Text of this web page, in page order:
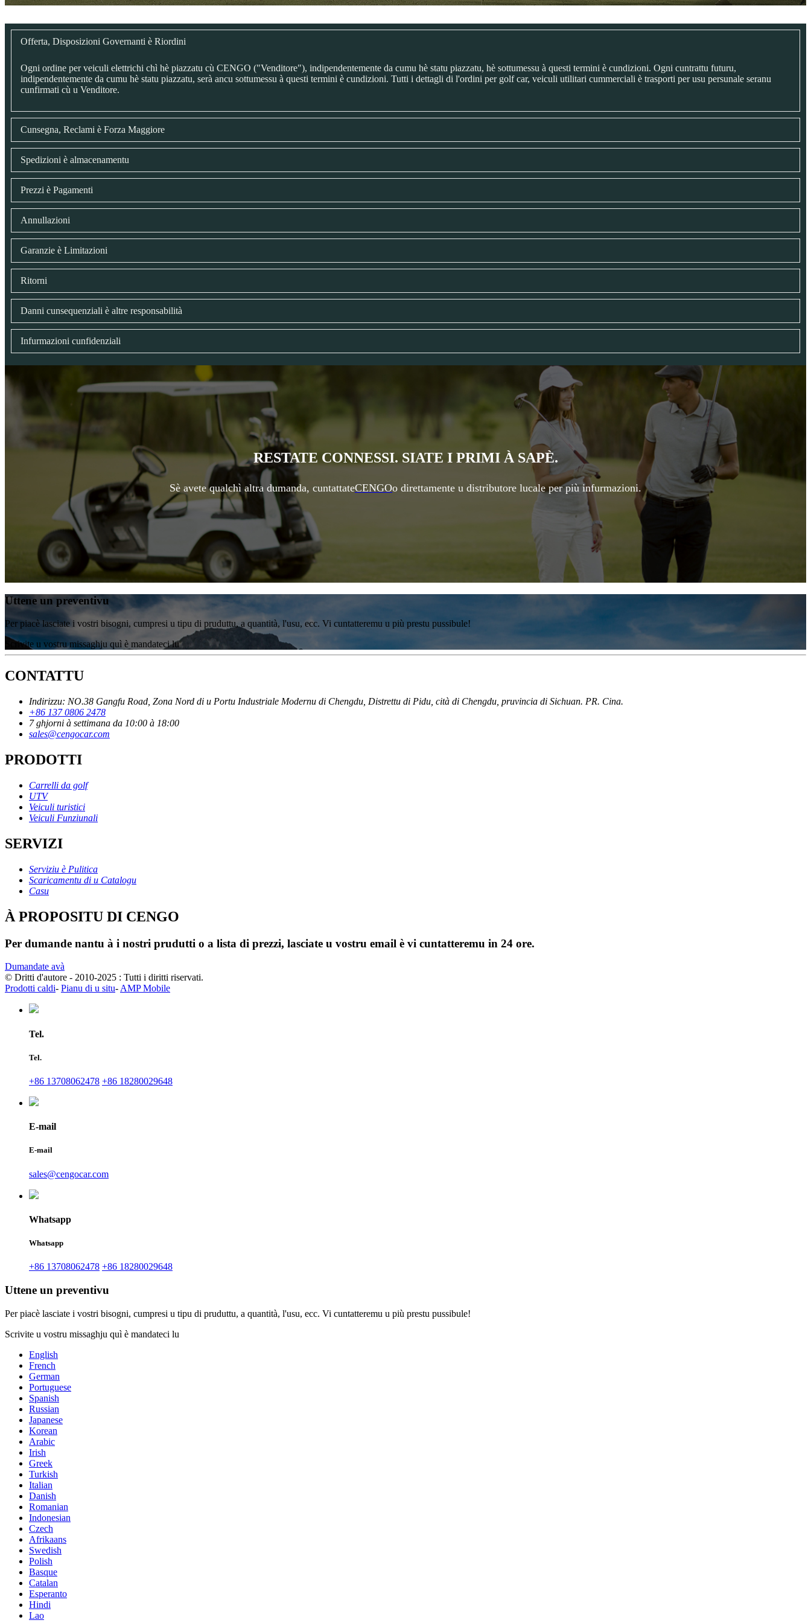
Offerta, Disposizioni Governanti è Riordini
Ogni ordine per veiculi elettrichi chì hè piazzatu cù CENGO ("Venditore"), indipendentemente da cumu hè statu piazzatu, hè sottumessu à questi termini è cundizioni. Ogni cuntrattu futuru,
indipendentemente da cumu hè statu piazzatu, serà ancu sottumessu à questi termini è cundizioni. Tutti i dettagli di l'ordini per golf car, veiculi utilitari cummerciali è trasporti per usu persunale seranu
cunfirmati cù u Venditore.
Cunsegna, Reclami è Forza Maggiore
Spedizioni è almacenamentu
Prezzi è Pagamenti
Annullazioni
Garanzie è Limitazioni
Ritorni
Danni cunsequenziali è altre responsabilità
Infurmazioni cunfidenziali
RESTATE CONNESSI. SIATE I PRIMI À SAPÈ.
Sè avete qualchì altra dumanda, cuntattateCENGOo direttamente u distributore lucale per più infurmazioni.
Uttene un preventivu
Per piacè lasciate i vostri bisogni, cumpresi u tipu di pruduttu, a quantità, l'usu, ecc. Vi cuntatteremu u più prestu pussibule!
Scrivite u vostru missaghju quì è mandateci lu
CONTATTU
Indirizzu: NO.38 Gangfu Road, Zona Nord di u Portu Industriale Modernu di Chengdu, Distrettu di Pidu, cità di Chengdu, pruvincia di Sichuan. PR. Cina.
+86 137 0806 2478
7 ghjorni à settimana da 10:00 à 18:00
sales@cengocar.com
PRODOTTI
Carrelli da golf
UTV
Veiculi turistici
Veiculi Funziunali
SERVIZI
Serviziu è Pulitica
Scaricamentu di u Catalogu
Casu
À PROPOSITU DI CENGO
Per dumande nantu à i nostri prudutti o a lista di prezzi, lasciate u vostru email è vi cuntatteremu in 24 ore.
Dumandate avà
© Dritti d'autore - 2010-2025 : Tutti i diritti riservati.
Prodotti caldi- Pianu di u situ-AMP Mobile
Tel.
Tel.
+86 13708062478 +86 18280029648
E-mail
E-mail
sales@cengocar.com
Whatsapp
Whatsapp
+86 13708062478 +86 18280029648
Uttene un preventivu
Per piacè lasciate i vostri bisogni, cumpresi u tipu di pruduttu, a quantità, l'usu, ecc. Vi cuntatteremu u più prestu pussibule!
Scrivite u vostru missaghju quì è mandateci lu
English
French
German
Portuguese
Spanish
Russian
Japanese
Korean
Arabic
Irish
Greek
Turkish
Italian
Danish
Romanian
Indonesian
Czech
Afrikaans
Swedish
Polish
Basque
Catalan
Esperanto
Hindi
Lao